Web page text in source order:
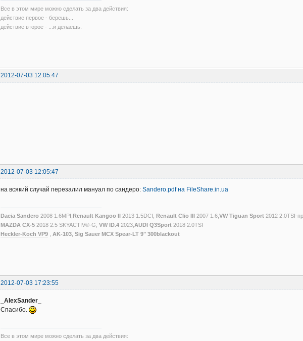
Все в этом мире можно сделать за два действия:
действие первое - берешь...
действие второе - ...и делаешь.
2012-07-03 12:05:47
2012-07-03 12:05:47
на всякий случай перезалил мануал по сандеро:Sandero.pdf на FileShare.in.ua
Dacia Sandero 2008 1.6MPI,Renault Kangoo II 2013 1.5DCI,Renault Clio III 2007 1.6,VW Tiguan Sport 2012 2.0TSI-
MAZDA CX-5 2018 2.5 SKYACTIV®-G,VW ID.4 2023, AUDI Q3Sport 2018 2.0TSI
Heckler-Koch VP9
AK-103 ,Sig Sauer MCX Spear-LT 9" 300blackout
2012-07-03 17:23:55
_AlexSander_
Спасибо.
Все в этом мире можно сделать за два действия: